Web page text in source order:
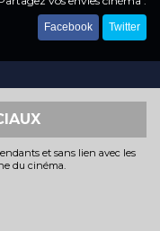
Facebook Twitter
et sans lien avec les
du cinéma.